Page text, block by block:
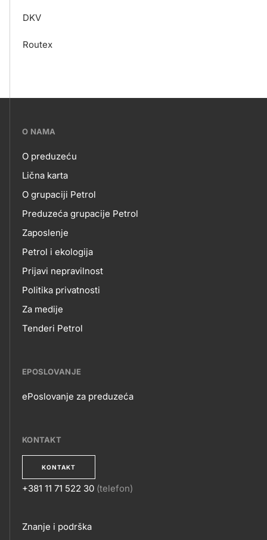
DKV
Routex
???
skupno.footer-
title???
O NAMA
O
NAMA
O preduzeću
Lična karta
O grupaciji Petrol
Preduzeća grupacije Petrol
Zaposlenje
Petrol i ekologija
Prijavi nepravilnost
Politika privatnosti
Za medije
Tenderi Petrol
EPOSLOVANJE
ePoslovanje za preduzeća
KONTAKT
KONTAKT
+381 11 71 522 30 (telefon)
Footer
Znanje i podrška